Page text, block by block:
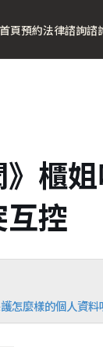
首頁預約法律諮詢諮
》櫃
控
怎麼樣的個人資料